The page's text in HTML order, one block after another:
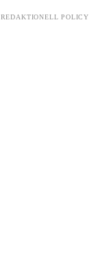
REDAKTIONELL POLICY